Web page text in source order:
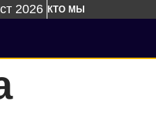
2026 КТО МЫ